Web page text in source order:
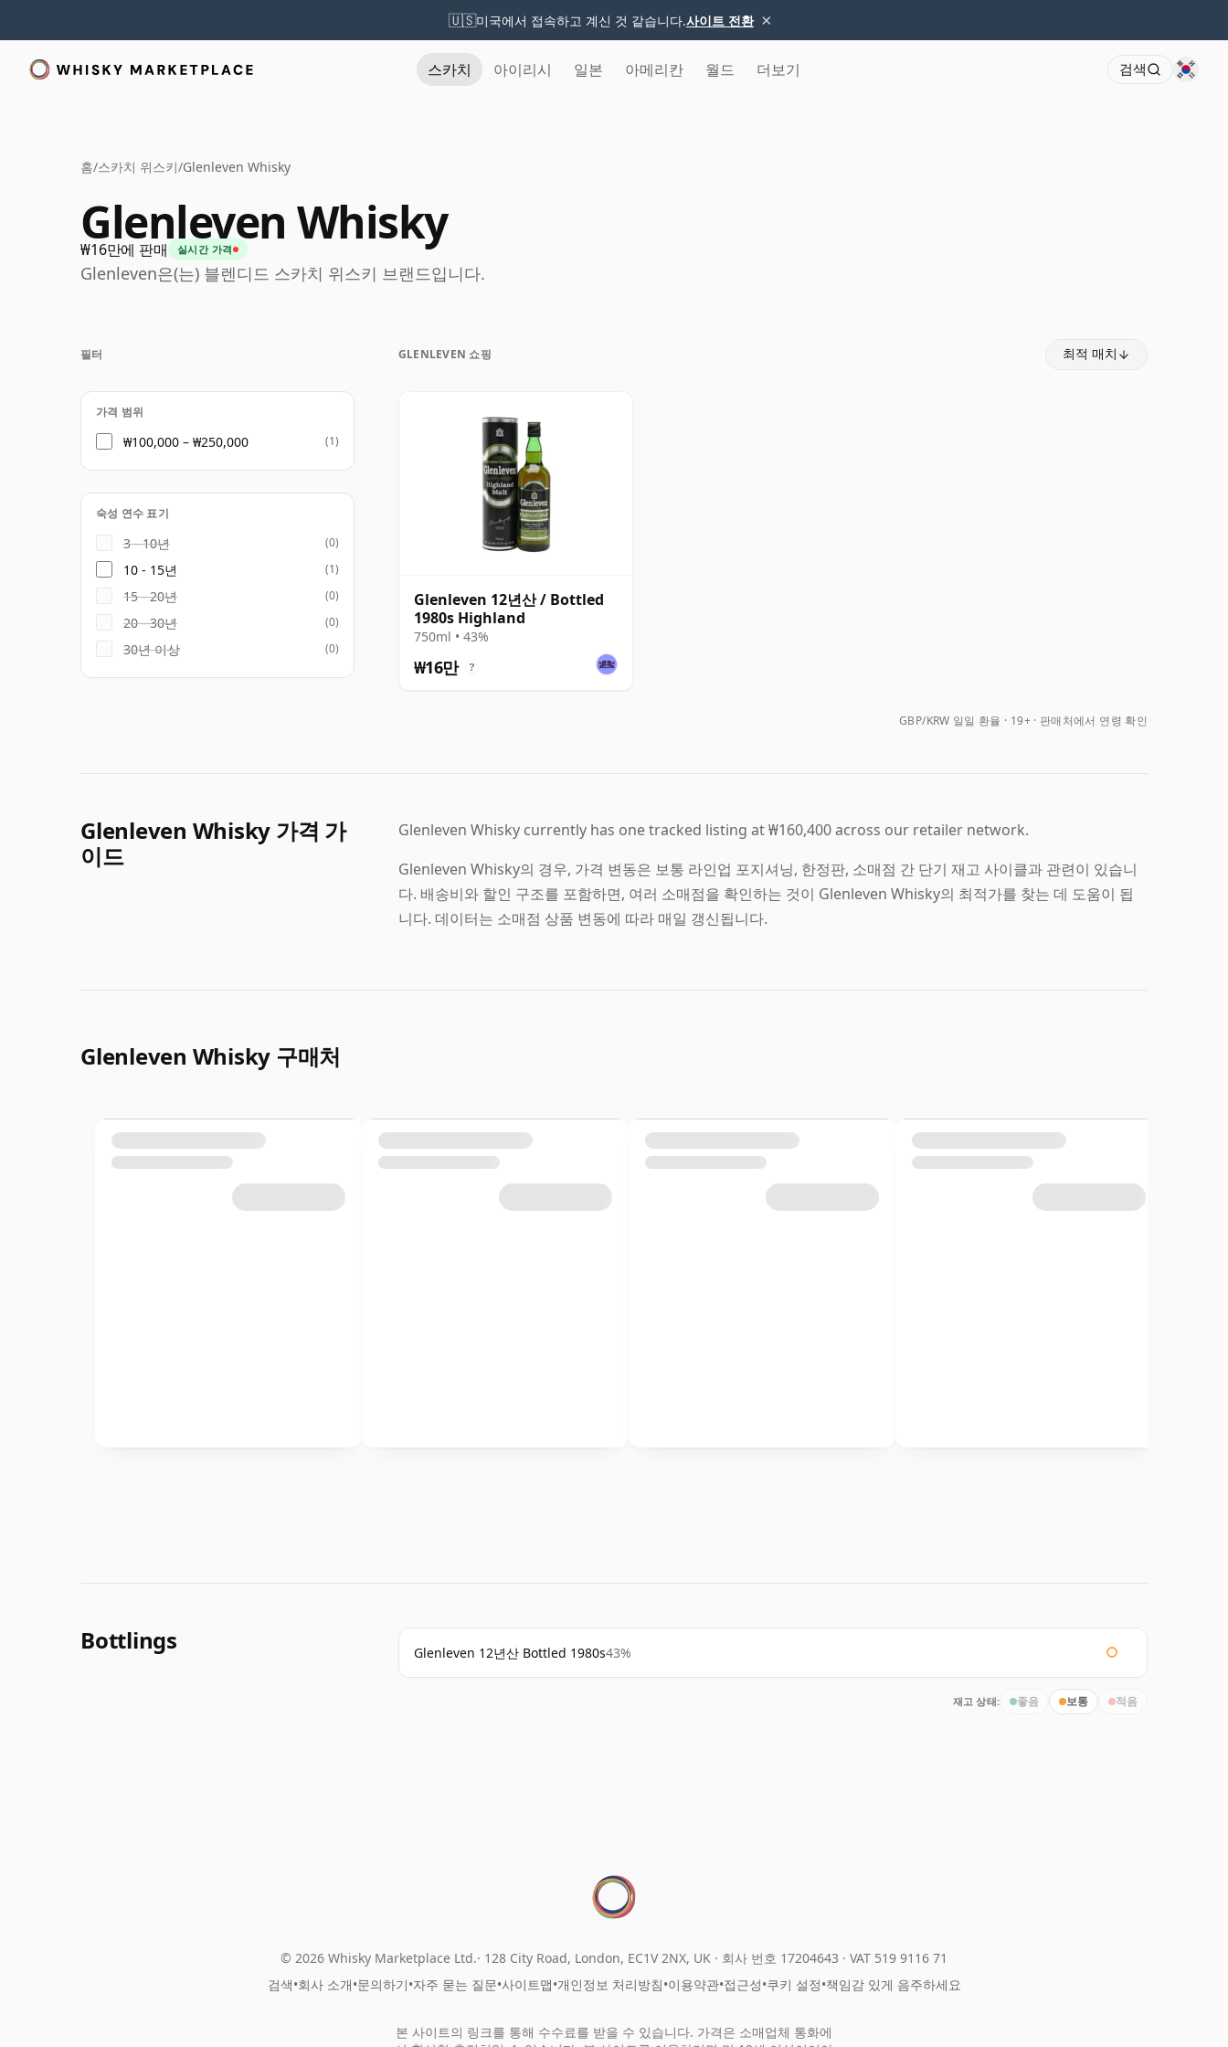
🇺🇸미국에서 접속하고 계신 것 같습니다.사이트 전환 ×
스카치 아이리시 일본 아메리칸 월드 더보기 검색
홈/스카치 위스키/Glenleven Whisky
Glenleven Whisky
₩16만에 판매 실시간 가격
Glenleven은(는) 블렌디드 스카치 위스키 브랜드입니다.
GLENLEVEN 쇼핑 최적 매치
Glenleven 12년산 / Bottled
1980s Highland
750ml • 43%
₩16만 ?
GBP/KRW 일일 환율 19+ · 판매처에서 연령 확인
필터
가격 범위
₩100,000 – ₩250,000 (1)
숙성 연수 표기
3 - 10년 (0)
10 - 15년 (1)
15 - 20년 (0)
20 - 30년 (0)
30년 이상 (0)
Glenleven Whisky 가격 가
이드
Glenleven Whisky currently has one tracked listing at ₩160,400 across our retailer network.
Glenleven Whisky의 경우, 가격 변동은 보통 라인업 포지셔닝, 한정판, 소매점 간 단기 재고 사이클과 관련이 있습니
다. 배송비와 할인 구조를 포함하면, 여러 소매점을 확인하는 것이 Glenleven Whisky의 최적가를 찾는 데 도움이 됩
니다. 데이터는 소매점 상품 변동에 따라 매일 갱신됩니다.
Glenleven Whisky 구매처
Bottlings Glenleven 12년산 Bottled 1980s43%
재고 상태: 좋음 보통 적음
© 2026 Whisky Marketplace Ltd. 128 City Road, London, EC1V 2NX, UK · 회사 번호 17204643 · VAT 519 9116 71
검색•회사 소개•문의하기•자주 묻는 질문•사이트맵•개인정보 처리방침•이용약관•접근성•쿠키 설정•책임감 있게 음주하세요
본 사이트의 링크를 통해 수수료를 받을 수 있습니다. 가격은 소매업체 통화에